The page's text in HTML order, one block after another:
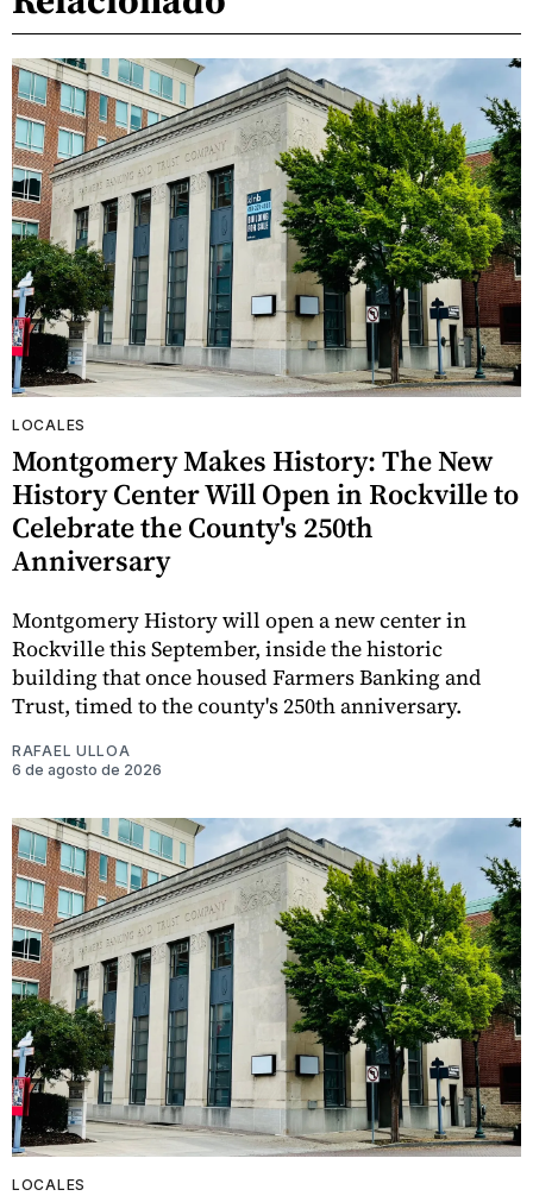
LOCALES
Montgomery Makes History: The New
History Center Will Open in Rockville to
Celebrate the County's 250th
Anniversary
Montgomery History will open a new center in
Rockville this September, inside the historic
building that once housed Farmers Banking and
Trust, timed to the county's 250th anniversary.
RAFAEL ULLOA
6 de agosto de 2026
LOCALES